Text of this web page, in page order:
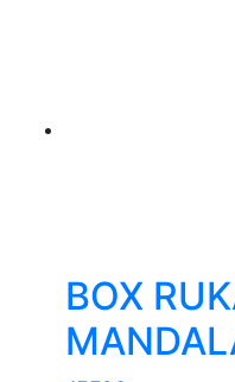
BOX